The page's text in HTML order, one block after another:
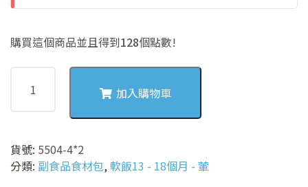
購買這個商品並且得到128個點數!
魚
湯
加入購物車
貨號: 5504-4*2
分類: 副食品食材包, 軟飯13 - 18個月 - 葷